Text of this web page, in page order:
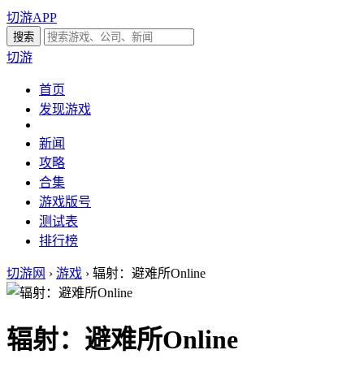
切游APP
切游
首页
发现游戏
新闻
攻略
合集
游戏版号
测试表
排行榜
切游网 › 游戏 › 辐射：避难所Online
辐射：避难所Online